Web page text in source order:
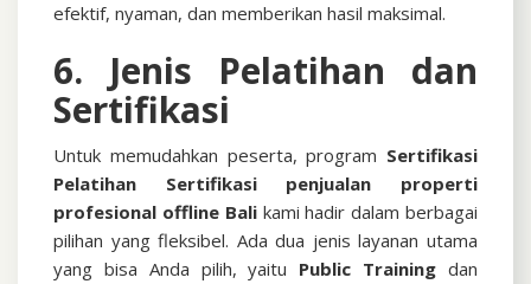
efektif, nyaman, dan memberikan hasil maksimal.
6. Jenis Pelatihan dan
Sertifikasi
Untuk memudahkan peserta, program Sertifikasi
Pelatihan Sertifikasi penjualan properti
profesional offline Bali kami hadir dalam berbagai
pilihan yang fleksibel. Ada dua jenis layanan utama
yang bisa Anda pilih, yaitu Public Training dan